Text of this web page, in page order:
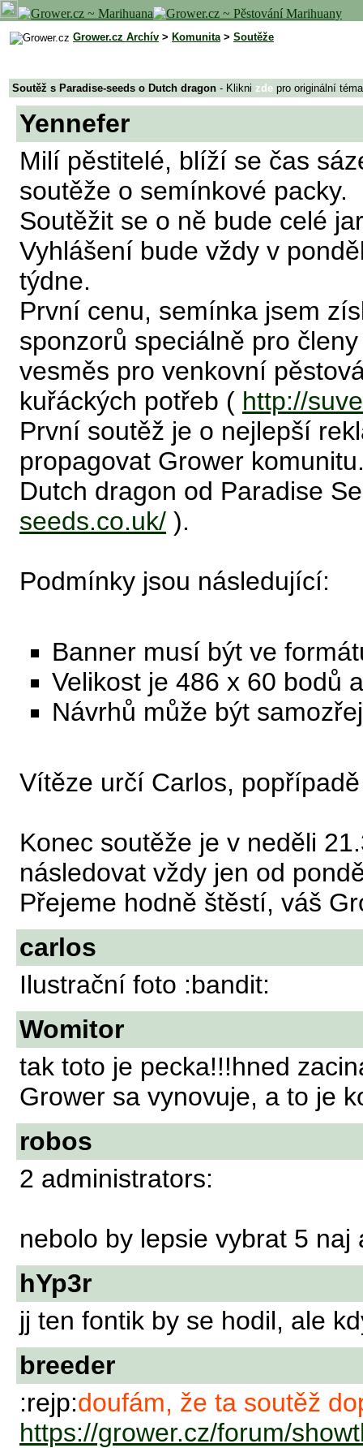
Grower.cz Archív > Komunita> Soutěže
Soutěž s Paradise-seeds o Dutch dragon - Klikni zde pro originální téma
Yennefer
Milí pěstitelé, blíží se čas
soutěže o semínkové packy.
Soutěžit se o ně bude celé
Vyhlášení bude vždy v
týdne.
První cenu, semínka jsem
sponzorů speciálně pro
vesměs pro venkovní
kuřáckých potřeb ( http://
První soutěž je o nejlepší
propagovat Grower
Dutch dragon od Paradise
seeds.co.uk/ ).
Podmínky jsou následující:
Banner musí být ve
Velikost je 486 x 60 bodů
Návrhů může být
Vítěze určí Carlos,
Konec soutěže je v neděli
následovat vždy jen od
Přejeme hodně štěstí, váš
carlos
Ilustrační foto :bandit:
Womitor
tak toto je pecka!!!hned
Grower sa vynovuje, a to je
robos
2 administrators:
nebolo by lepsie vybrat 5
hYp3r
jj ten fontik by se hodil, ale
breeder
:rejp:doufám, že ta soutěž
https://grower.cz/forum/